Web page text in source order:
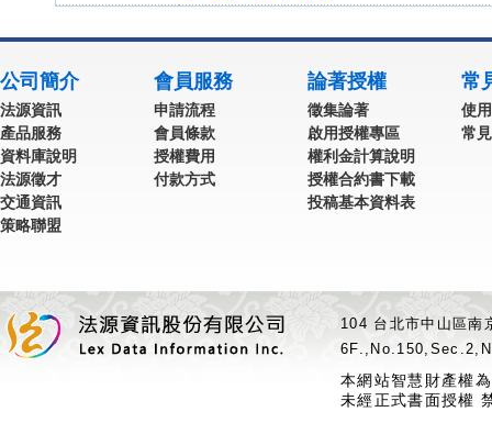
公司簡介
法源資訊
產品服務
資料庫說明
法源徵才
交通資訊
策略聯盟
會員服務
申請流程
會員條款
授權費用
付款方式
論著授權
徵集論著
啟用授權專區
權利金計算說明
授權合約書下載
投稿基本資料表
常
使
常
104 台北市中山區
本網站智慧財產權
未經正式書面授權